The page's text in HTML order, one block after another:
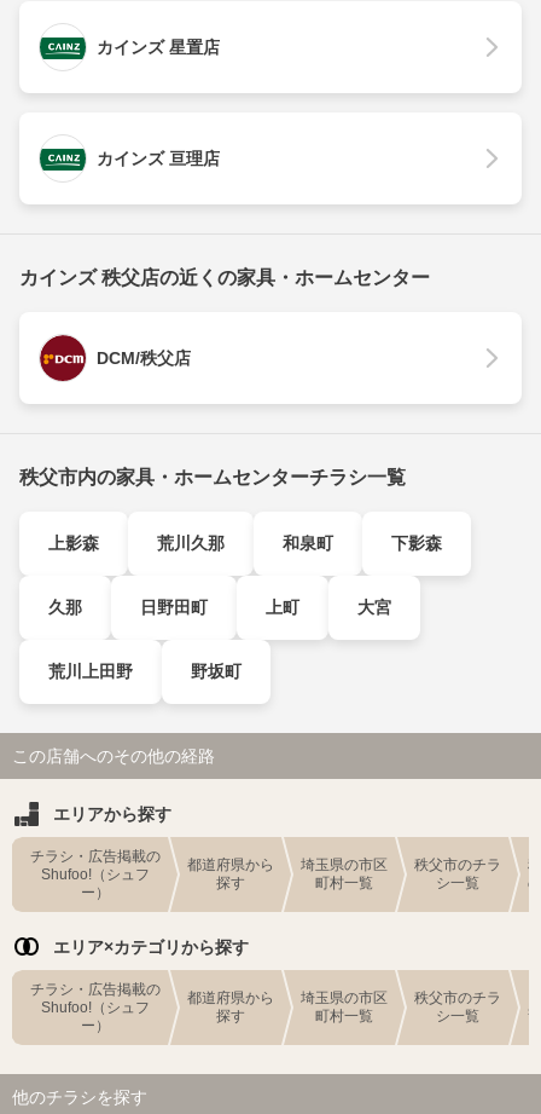
カインズ 星置店
カインズ 亘理店
カインズ 秩父店の近くの家具・ホームセンター
DCM/秩父店
秩父市内の家具・ホームセンターチラシ一覧
上影森 荒川久那 和泉町 下影森
久那 日野田町 上町 大宮
荒川上田野 野坂町
この店舗へのその他の経路
エリアから探す
チラシ・広告掲載の
Shufoo!（シュフ
ー）
都道府県から
探す
埼玉県の市区
町村一覧
秩父市のチラ
シ一覧
エリア×カテゴリから探す
チラシ・広告掲載の
Shufoo!（シュフ
ー）
都道府県から
探す
埼玉県の市区
町村一覧
秩父市のチラ
シ一覧
他のチラシを探す